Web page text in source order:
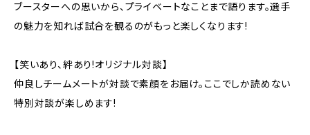
ブースターへの思いから、プライベートなことまで語ります。選手
の魅力を知れば試合を観るのがもっと楽しくなります!
【笑いあり、絆あり!オリジナル対談】
仲良しチームメートが対談で素顔をお届け。ここでしか読めない
特別対談が楽しめます!